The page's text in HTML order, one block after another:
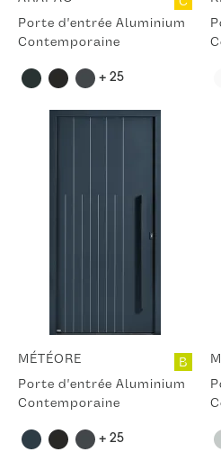
Porte d'entrée Aluminium
Contemporaine
+ 25
MÉTÉORE
Porte d'entrée Aluminium
Contemporaine
B
+ 25